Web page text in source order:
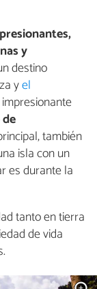
y
destino
yel
también
isla con un
es durante la
tanto en tierra
de vida